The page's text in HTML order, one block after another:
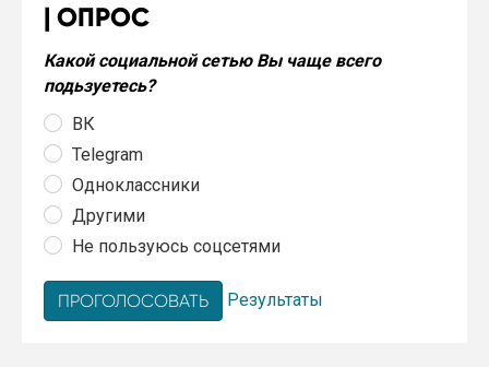
ОПРОС
Какой социальной сетью Вы чаще всего
подьзуетесь?
ВК
Telegram
Одноклассники
Другими
Не пользуюсь соцсетями
Результаты